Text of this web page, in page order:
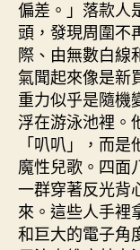
偏差。」落款人
頭，發現周圍不
際、由無數白線
氣聞起來像是新
重力似乎是隨機
浮在游泳池裡。
「叭叭」，而
魔性兒歌。四面
一群穿著反光背
來。這些人手裡
和巨大的電子角